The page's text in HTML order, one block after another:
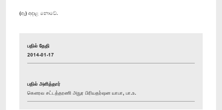
(ඈ) අදාළ නොවේ.
பதில் தேதி
2014-01-17
பதில் அளித்தார்
கௌரவ சட்டத்தரணி அநுர பிரியதர்ஷன யாபா, பா.உ.